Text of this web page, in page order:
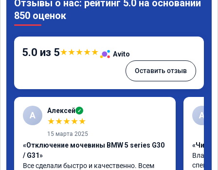
Отзывы о нас: рейтинг 5.0 на основании
850 оценок
5.0 из 5★★★★★ Avito
Оставить отзыв
А Алексей ✓
★★★★★
15 марта 2025
«Отключение мочевины BMW 5 series G30
/ G31»
Все сделали быстро и качественно. Всем
А
«Чип